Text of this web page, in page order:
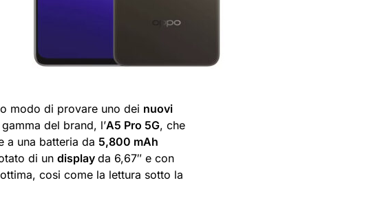
modo di provare uno dei nuovi
del brand, l’A5 Pro 5G, che
a una batteria da 5,800 mAh
di un display da 6,67″ e con
cosi come la lettura sotto la